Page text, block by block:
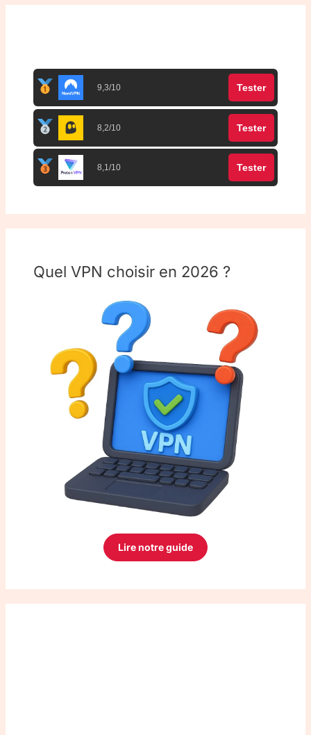
9,3/10 Tester
8,2/10 Tester
8,1/10 Tester
Quel VPN choisir en 2026 ?
Lire notre guide